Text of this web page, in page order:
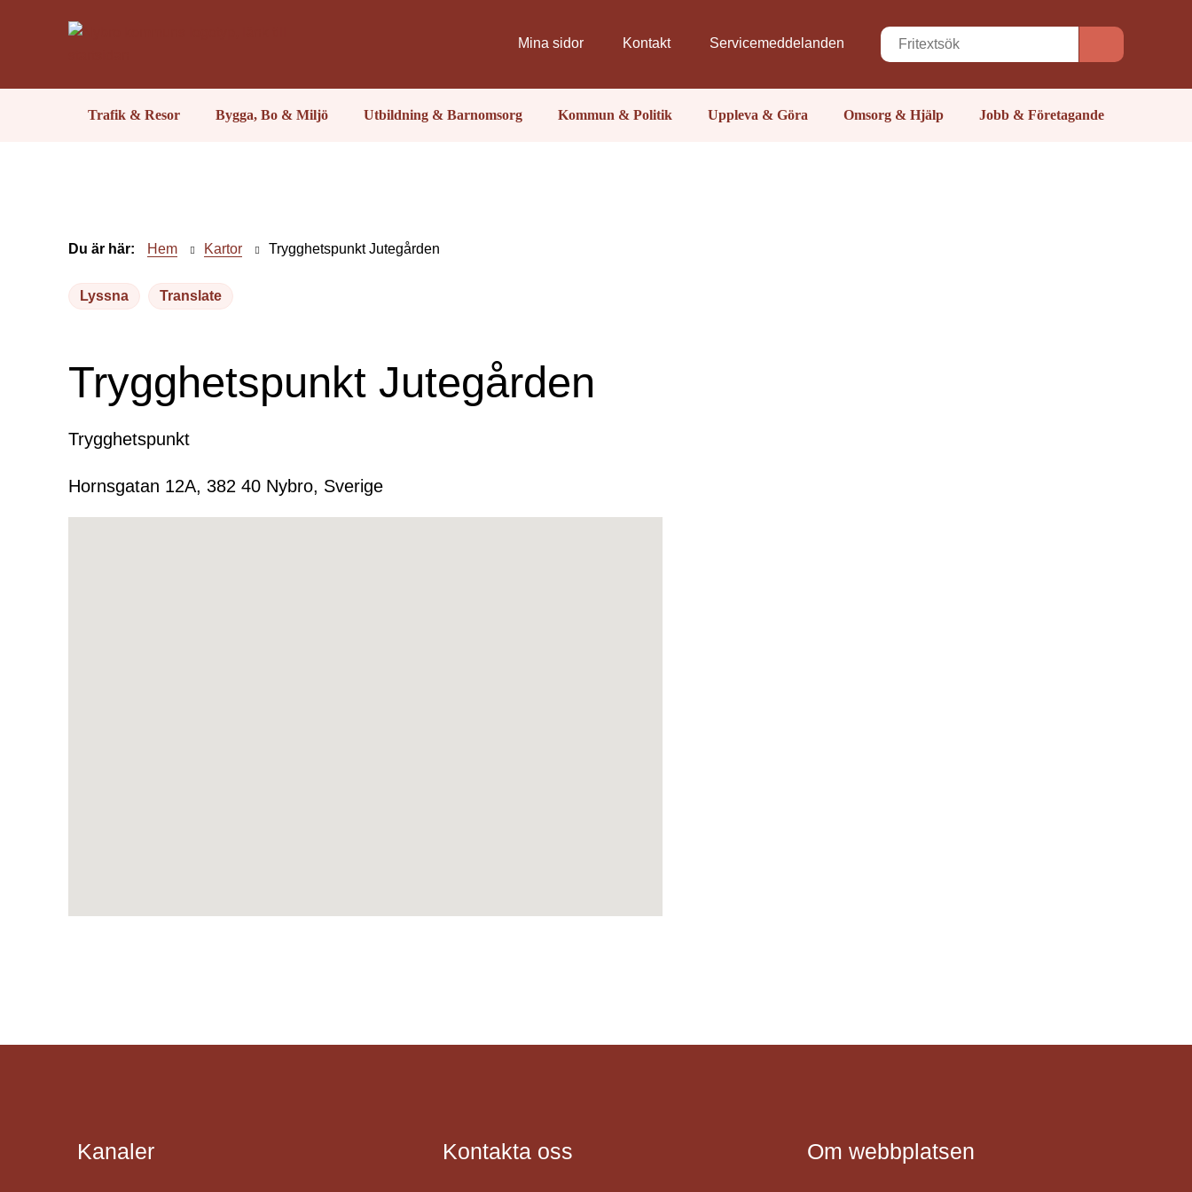
Mina sidor Kontakt Servicemeddelanden
Trafik & Resor Bygga, Bo & Miljö Utbildning & Barnomsorg Kommun & Politik Uppleva & Göra Omsorg & Hjälp Jobb & Företagande
Du är här: Hem Kartor Trygghetspunkt Jutegården
Lyssna Translate
Trygghetspunkt Jutegården
Trygghetspunkt
Hornsgatan 12A, 382 40 Nybro, Sverige
Kanaler Kontakta oss Om webbplatsen